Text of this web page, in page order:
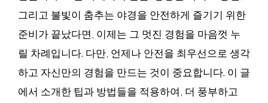
그리고 불빛이 춤추는 야경을 안전하게 즐기기 위한
준비가 끝났다면, 이제는 그 멋진 경험을 마음껏 누
릴 차례입니다. 다만, 언제나 안전을 최우선으로 생각
하고 자신만의 경험을 만드는 것이 중요합니다. 이 글
에서 소개한 팁과 방법들을 적용하여, 더 풍부하고